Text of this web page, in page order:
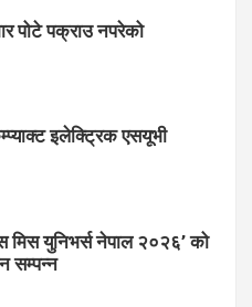
पोटे पक्राउ नपरेको
इलेक्ट्रिक एसयूभी
मिस युनिभर्स नेपाल २०२६’ को
सम्पन्न